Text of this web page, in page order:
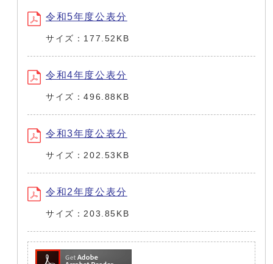
令和5年度公表分
サイズ：177.52KB
令和4年度公表分
サイズ：496.88KB
令和3年度公表分
サイズ：202.53KB
令和2年度公表分
サイズ：203.85KB